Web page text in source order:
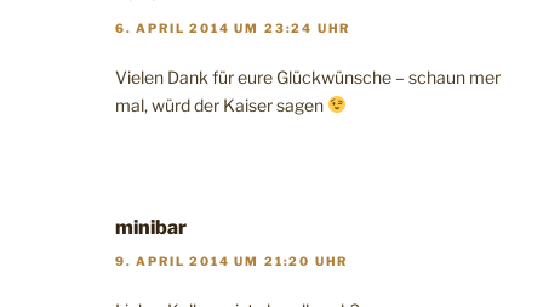
6. APRIL 2014 UM 23:24 UHR
Vielen Dank für eure Glückwünsche – schaun mer
mal, würd der Kaiser sagen
minibar
9. APRIL 2014 UM 21:20 UHR